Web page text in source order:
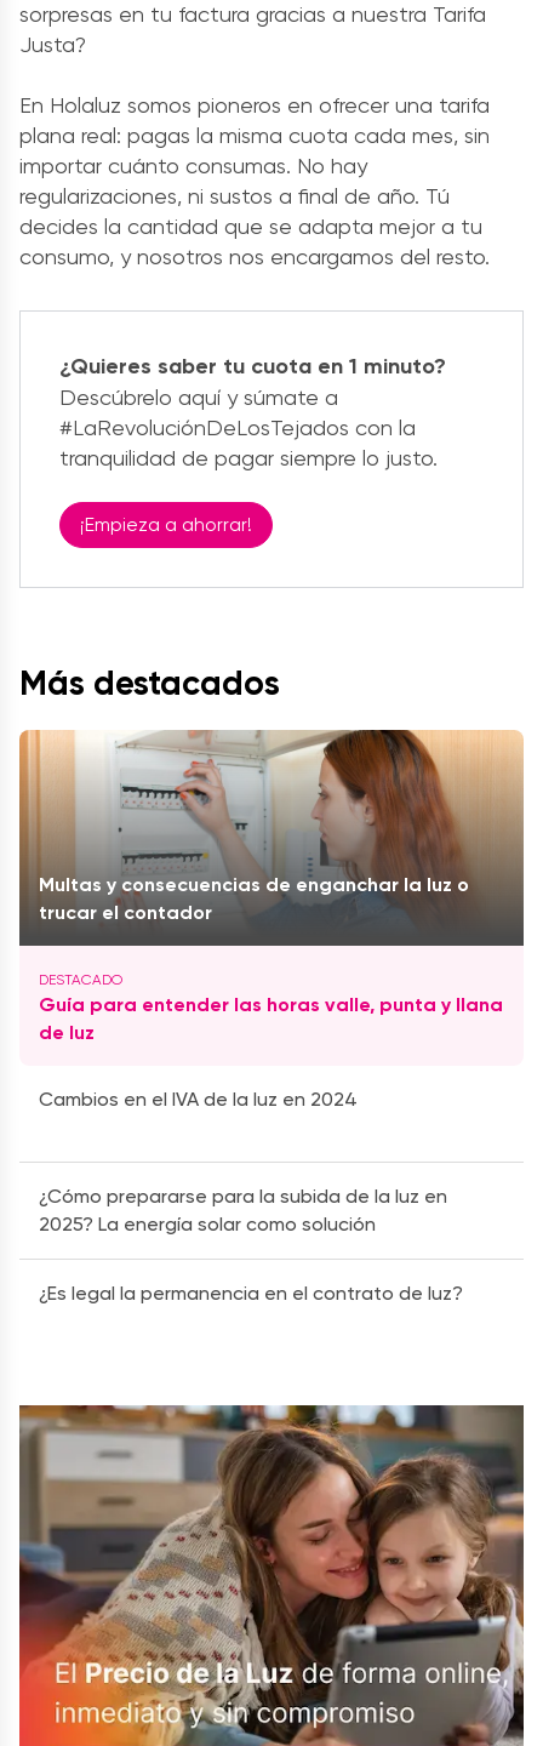
sorpresas en tu factura gracias a nuestra Tarifa
Justa?
En Holaluz somos pioneros en ofrecer una tarifa
plana real: pagas la misma cuota cada mes, sin
importar cuánto consumas. No hay
regularizaciones, ni sustos a final de año. Tú
decides la cantidad que se adapta mejor a tu
consumo, y nosotros nos encargamos del resto.
¿Quieres saber tu cuota en 1 minuto?
Descúbrelo aquí y súmate a
#LaRevoluciónDeLosTejados con la
tranquilidad de pagar siempre lo justo.
¡Empieza a ahorrar!
Más destacados
Multas y consecuencias de enganchar la luz o
trucar el contador
Guía para entender las horas valle, punta y llana
de luz
Cambios en el IVA de la luz en 2024
¿Cómo prepararse para la subida de la luz en
2025? La energía solar como solución
¿Es legal la permanencia en el contrato de luz?